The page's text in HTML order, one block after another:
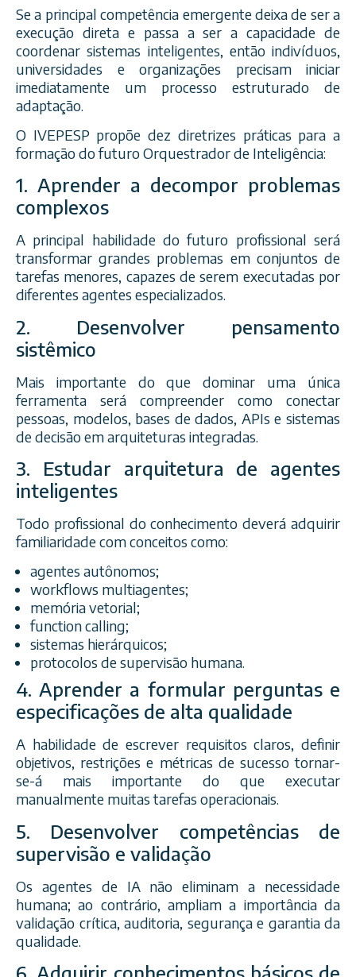
Se a principal competência emergente deixa de ser a
execução direta e passa a ser a capacidade de
coordenar sistemas inteligentes, então indivíduos,
universidades e organizações precisam iniciar
imediatamente um processo estruturado de
adaptação.
O IVEPESP propõe dez diretrizes práticas para a
formação do futuro Orquestrador de Inteligência:
1. Aprender a decompor problemas
complexos
A principal habilidade do futuro profissional será
transformar grandes problemas em conjuntos de
tarefas menores, capazes de serem executadas por
diferentes agentes especializados.
2. Desenvolver pensamento
sistêmico
Mais importante do que dominar uma única
ferramenta será compreender como conectar
pessoas, modelos, bases de dados, APIs e sistemas
de decisão em arquiteturas integradas.
3. Estudar arquitetura de agentes
inteligentes
Todo profissional do conhecimento deverá adquirir
familiaridade com conceitos como:
agentes autônomos;
workflows multiagentes;
memória vetorial;
function calling;
sistemas hierárquicos;
protocolos de supervisão humana.
4. Aprender a formular perguntas e
especificações de alta qualidade
A habilidade de escrever requisitos claros, definir
objetivos, restrições e métricas de sucesso tornar-
se-á mais importante do que executar
manualmente muitas tarefas operacionais.
5. Desenvolver competências de
supervisão e validação
Os agentes de IA não eliminam a necessidade
humana; ao contrário, ampliam a importância da
validação crítica, auditoria, segurança e garantia da
qualidade.